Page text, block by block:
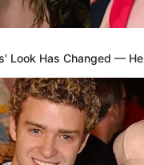
(Foto: instagram/
Look Has Changed —